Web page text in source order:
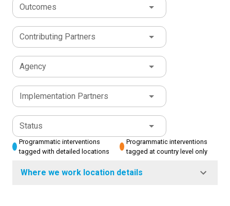
Outcomes
Contributing Partners
Agency
Implementation Partners
Status
Programmatic interventions
tagged with detailed locations
Programmatic interventions
tagged at country level only
Where we work location details